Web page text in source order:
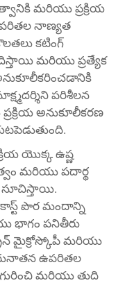
మరియు ప్రక్రియ
నాణ్యత
కటింగ్
మరియు ప్రత్యేక
పరిశీలన
అనుకూలీకరణ
యొక్క ఉష్ణ
మరియు పదార్థ
సూచిస్తాయి.
పొర మందాన్ని
భాగం పనితీరు
మైక్రోస్కోపీ మరియు
ఉపరితల
గురించి మరియు తుది